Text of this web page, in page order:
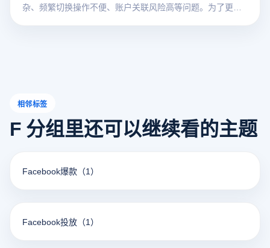
杂、频繁切换操作不便、账户关联风险高等问题。为了更高
相邻标签
F 分组里还可以继续看的主题
Facebook爆款 （1）
Facebook投放 （1）